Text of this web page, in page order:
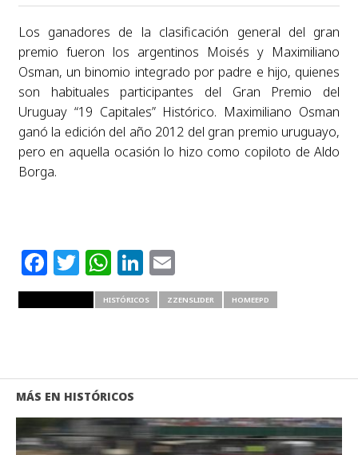
Los ganadores de la clasificación general del gran
premio fueron los argentinos Moisés y Maximiliano
Osman, un binomio integrado por padre e hijo, quienes
son habituales participantes del Gran Premio del
Uruguay “19 Capitales” Histórico. Maximiliano Osman
ganó la edición del año 2012 del gran premio uruguayo,
pero en aquella ocasión lo hizo como copiloto de Aldo
Borga.
Facebook
Twitter
WhatsApp
LinkedIn
Email
HISTÓRICOS ZZENSLIDER HOMEEPD
MÁS EN HISTÓRICOS